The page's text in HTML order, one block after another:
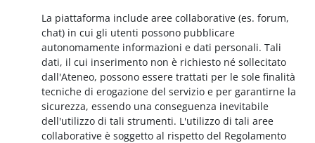
La piattaforma include aree collaborative (es. forum,
chat) in cui gli utenti possono pubblicare
autonomamente informazioni e dati personali. Tali
dati, il cui inserimento non è richiesto né sollecitato
dall'Ateneo, possono essere trattati per le sole finalità
tecniche di erogazione del servizio e per garantirne la
sicurezza, essendo una conseguenza inevitabile
dell'utilizzo di tali strumenti. L'utilizzo di tali aree
collaborative è soggetto al rispetto del Regolamento